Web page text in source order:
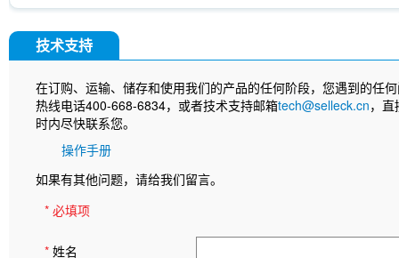
技术支持
在订购、运输、储存和使用我们的产品的任何阶段，您遇到的任
热线电话400-668-6834，或者技术支持邮箱tech@selleck.cn，
时内尽快联系您。
操作手册
如果有其他问题，请给我们留言。
* 必填项
* 姓名